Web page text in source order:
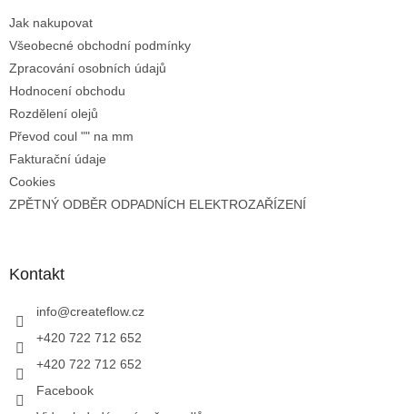
Jak nakupovat
Všeobecné obchodní podmínky
Zpracování osobních údajů
Hodnocení obchodu
Rozdělení olejů
Převod coul "" na mm
Fakturační údaje
Cookies
ZPĚTNÝ ODBĚR ODPADNÍCH ELEKTROZAŘÍZENÍ
Kontakt
info@createflow.cz
+420 722 712 652
+420 722 712 652
Facebook